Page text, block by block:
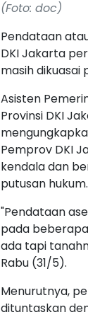
(Foto: doc)
Pendataan
DKI Jakarta
masih dikuasai
Asisten
Provinsi DKI
Pemprov DKI
kendala dan
putusan hukum.
"Pendataan
pada
ada tapi
Rabu (31/5).
Menurutnya,
dituntaskan